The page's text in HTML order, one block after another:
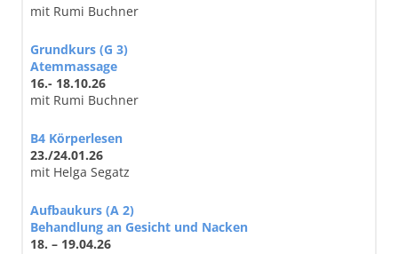
mit Rumi Buchner
Grundkurs (G 3)
Atemmassage
16.- 18.10.26
mit Rumi Buchner
B4 Körperlesen
23./24.01.26
mit Helga Segatz
Aufbaukurs (A 2)
Behandlung an Gesicht und Nacken
18. – 19.04.26